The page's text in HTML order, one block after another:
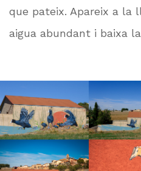
que pateix. Apareix a la
aigua abundant i baixa